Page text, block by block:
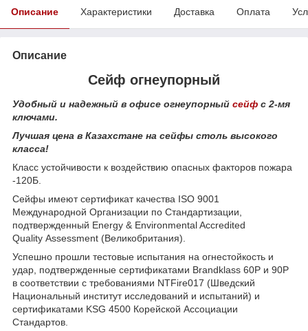
Описание Характеристики Доставка Оплата
Описание
Сейф огнеупорный
Удобный и надежный в офисе огнеупорный сейф с 2-мя
ключами.
Лучшая цена в Казахстане на сейфы столь высокого
класса!
Класс устойчивости к воздействию опасных факторов пожара
-120Б.
Сейфы имеют сертификат качества ISO 9001
Международной Организации по Стандартизации,
подтвержденный Energy & Environmental Accredited
Quality Assessment (Великобритания).
Успешно прошли тестовые испытания на огнестойкость и
удар, подтвержденные сертификатами Brandklass 60P и 90P
в соответствии с требованиями NTFire017 (Шведский
Национальный институт исследований и испытаний) и
сертификатами KSG 4500 Корейской Ассоциации
Стандартов.